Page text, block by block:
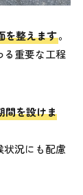
を整えます。
る重要な工程
間を設けま
状況にも配慮